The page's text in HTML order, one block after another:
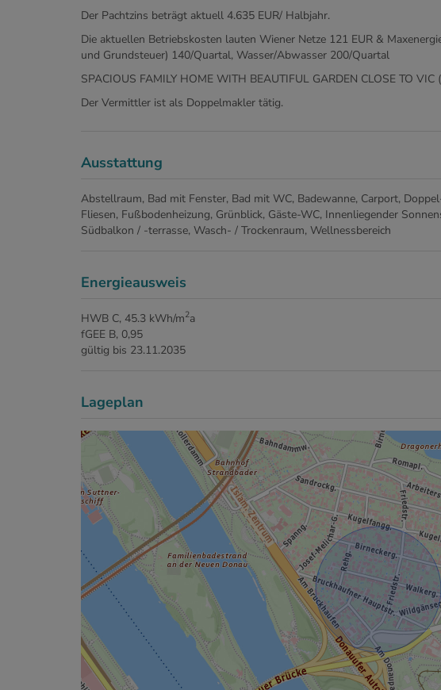
Der Pachtzins beträgt aktuell 4.635 EUR/ Halbjahr.
Die aktuellen Betriebskosten lauten Wiener Netze 121 EUR &
und Grundsteuer) 140/Quartal, Wasser/Abwasser 200/Quartal
SPACIOUS FAMILY HOME WITH BEAUTIFUL GARDEN CLOSE TO
Der Vermittler ist als Doppelmakler tätig.
Ausstattung
Abstellraum Bad mit Fenster Bad mit WC Badewanne Carport
Fliesen Fußbodenheizung Grünblick Gäste-WC Innenliegender
Südbalkon / -terrasse Wasch- / Trockenraum Wellnessbereich
Energieausweis
HWB C, 45.3 kWh/m2a
fGEE B, 0,95
gültig bis 23.11.2035
Lageplan